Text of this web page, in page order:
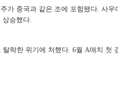
가 중국과 같은 조에 포함됐다. 사
상승했다.
락한 위기에 처했다. 6월 A매치